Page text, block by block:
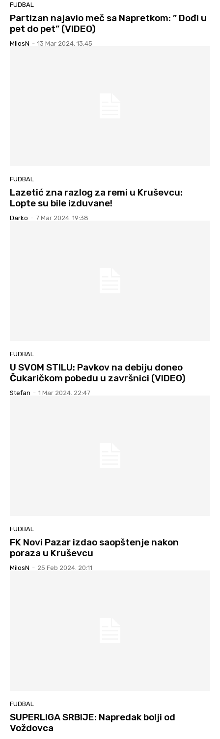
FUDBAL
Partizan najavio meč sa Napretkom: ” Dođi u
pet do pet” (VIDEO)
MilosN - 13 Mar 2024. 13:45
FUDBAL
Lazetić zna razlog za remi u Kruševcu:
Lopte su bile izduvane!
Darko - 7 Mar 2024. 19:38
FUDBAL
U SVOM STILU: Pavkov na debiju doneo
Čukaričkom pobedu u završnici (VIDEO)
Stefan - 1 Mar 2024. 22:47
FUDBAL
FK Novi Pazar izdao saopštenje nakon
poraza u Kruševcu
MilosN - 25 Feb 2024. 20:11
FUDBAL
SUPERLIGA SRBIJE: Napredak bolji od
Voždovca